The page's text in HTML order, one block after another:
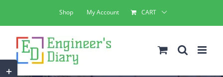
to
content
Shop My Account CART
Toggle